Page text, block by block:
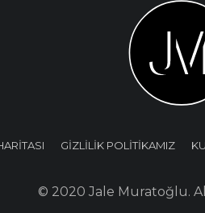
GİZLİLİK POLİTİKAMIZ
© 2020 Jale Muratoğlu.